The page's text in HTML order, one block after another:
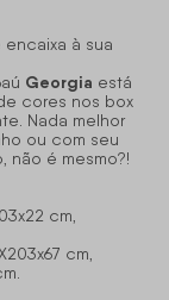
à sua
Georgia está
cores nos box
Nada melhor
ou com seu
não é mesmo?!
cm,
cm,